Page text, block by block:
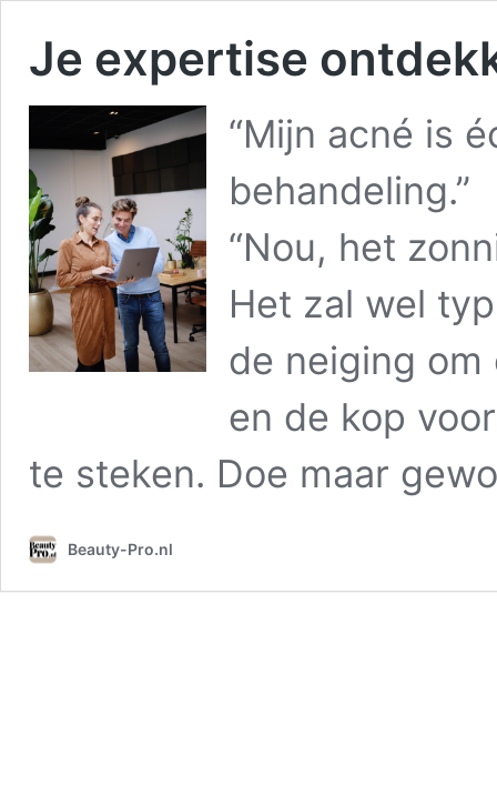
Je expertise
“Mijn acné is
behandeling.”
“Nou, het
Het zal wel
de neiging
en de kop
te steken. Doe maar
Beauty-Pro.nl